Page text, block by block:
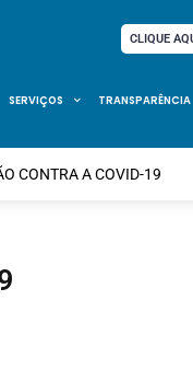
CLIQUE
SERVIÇOS TRANSPARÊNCIA
CONTRA A COVID-19